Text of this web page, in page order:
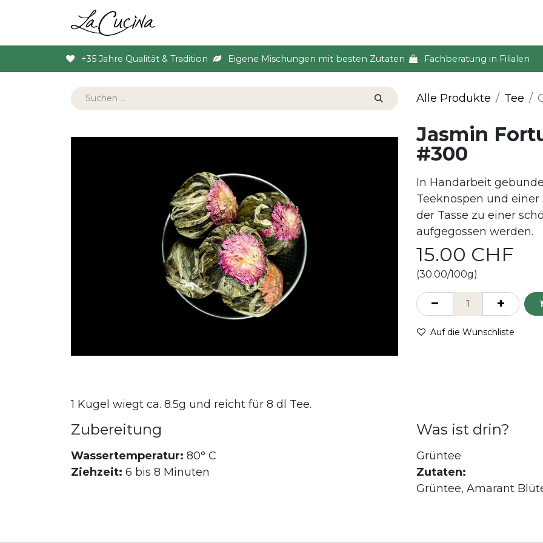
+35 Jahre Qualität & Tradition Eigene Mischungen mit besten Zutaten Fachberatung in Filialen
Alle Produkte Tee
Jasmin
#300
In Handarbeit
Teeknospen und
der Tasse zu einer
aufgegossen werden.
15.00 CHF
(30.00/100g)
Auf die Wunschliste
1 Kugel wiegt ca. 8.5g und reicht für 8 dl Tee.
Zubereitung
Wassertemperatur: 80° C
Ziehzeit: 6 bis 8 Minuten
Was ist drin?
Grüntee
Zutaten:
Grüntee, Amarant